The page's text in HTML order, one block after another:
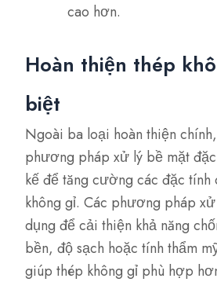
cao hơn.
Hoàn thiện thép
biệt
Ngoài ba loại hoàn thiện
phương pháp xử lý bề mặt
kế để tăng cường các đặc tính
không gỉ. Các phương pháp
dụng để cải thiện khả năng
bền, độ sạch hoặc tính thẩm
giúp thép không gỉ phù hợp